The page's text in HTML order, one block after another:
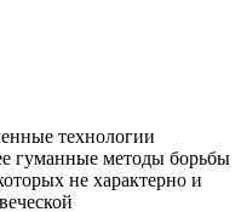
технологии
гуманные методы борьбы
не характерно и